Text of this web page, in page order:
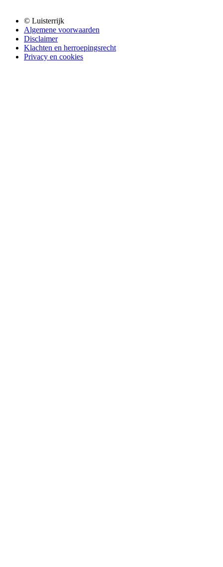
© Luisterrijk
Algemene voorwaarden
Disclaimer
Klachten en herroepingsrecht
Privacy en cookies